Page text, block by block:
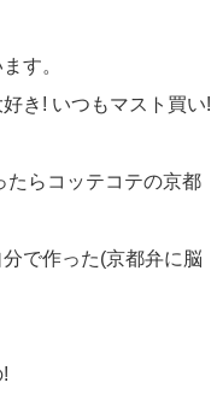
す。
き! いつもマスト買い!
たらコッテコテの京都
で作った(京都弁に脳